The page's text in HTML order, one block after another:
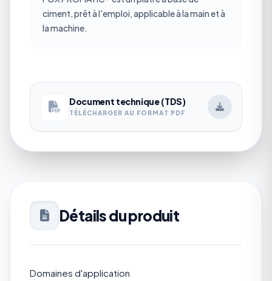
ciment, prêt à l'emploi, applicable à la main et à
la machine.
Document technique (TDS)
TÉLÉCHARGER AU FORMAT PDF
Détails du produit
Domaines d'application